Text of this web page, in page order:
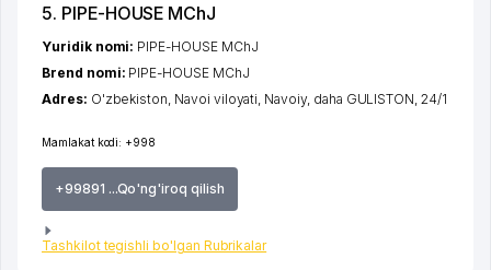
5. PIPE-HOUSE MChJ
Mamlakat kodi: +998
+99891 ...Qo'ng'iroq qilish
Tashkilot tegishli bo'lgan Rubrikalar
Yuridik nomi: PIPE-HOUSE MChJ
Brend nomi: PIPE-HOUSE MChJ
Adres: O'zbekiston, Navoi viloyati Navoiy, daha GULISTON , 24/1